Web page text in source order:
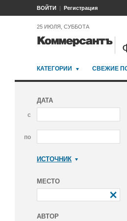
ВОЙТИ Регистрация
25 ИЮЛЯ, СУББОТА
КАТЕГОРИИ СВЕЖИЕ
ДАТА
с
по
ИСТОЧНИК
МЕСТО
АВТОР